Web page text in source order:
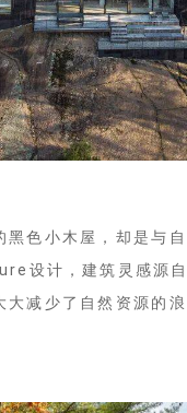
色小木屋，却是与
设计，建筑灵感源
减少了自然资源的